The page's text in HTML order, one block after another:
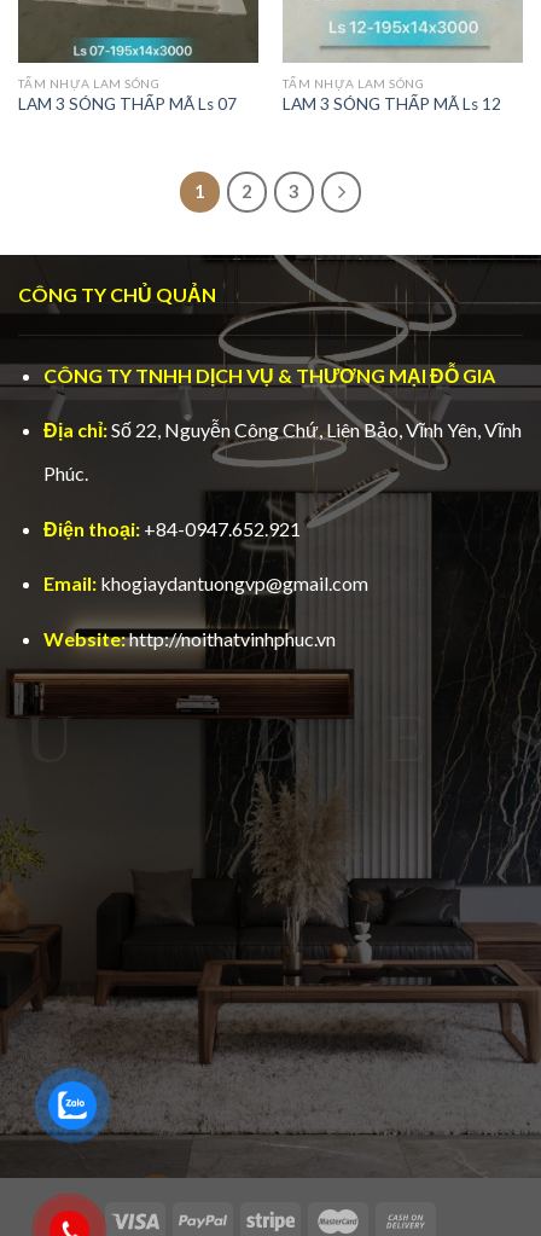
TẤM NHỰA LAM SÓNG
LAM 3 SÓNG THẤP MÃ Ls 07
TẤM NHỰA LAM SÓNG
LAM 3 SÓNG THẤP MÃ Ls 12
1 2 3
CÔNG TY CHỦ QUẢN
CÔNG TY TNHH DỊCH VỤ & THƯƠNG MẠI ĐỖ GIA
Địa chỉ:Số 22, Nguyễn Công Chứ, Liên Bảo, Vĩnh Yên, Vĩnh
Phúc.
Điện thoại: +84-0947.652.921
Email: khogiaydantuongvp@gmail.com
Website:http://noithatvinhphuc.vn